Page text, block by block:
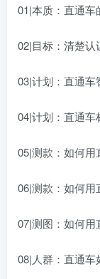
01|本质：直通
02|目标：清楚
03|计划：直通
04|计划：直通
05|测款：如何
06|测款：如何
07|测图：如何
08|人群：直通